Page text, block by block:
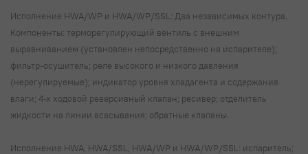
Исполнение HWA/WP и HWA/WP/SSL: Два независимых контура.
Компоненты: терморегулирующий вентиль с внешним
выравниванием (установлен непосредственно на испарителе);
фильтр-осушитель; реле высокого и низкого давления
(нерегулируемые); индикатор уровня хладагента и содержания
влаги; 4-х ходовой реверсивный клапан; ресивер; отделитель
жидкости на линии всасывания; обратные клапаны.
Исполнение HWA, HWA/SSL, HWA/WP и HWA/WP/SSL: испаритель;